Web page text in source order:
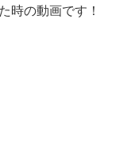
時の動画です！